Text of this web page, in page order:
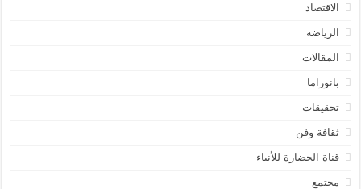
الاقتصاد
الرياضة
المقالات
بانوراما
تحقيقات
ثقافة وفن
قناة الحضارة للأنباء
مجتمع